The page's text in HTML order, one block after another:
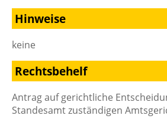
Hinweise
keine
Rechtsbehelf
Antrag auf gerichtliche
Standesamt zuständigen